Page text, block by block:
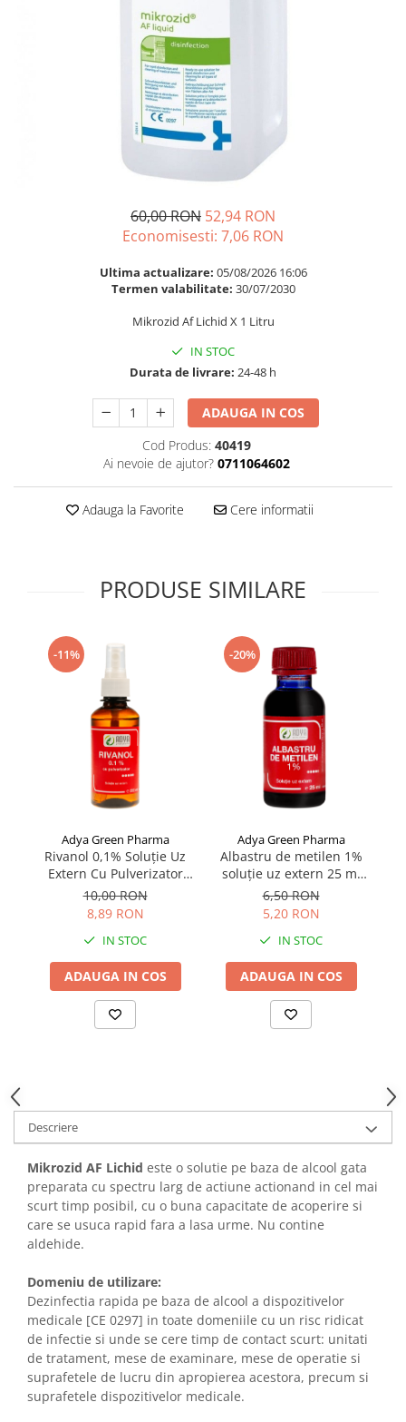
Probiotice si prebiotice
Sistemul respirator
Somn stres si anxietate
Supliment Complexe
Supliment Vitamina B
Supliment Vitamina C
Supliment Vitamina D3
Supliment Vitamina E
Tincturi si Gemoderivate
Balsam masca si tratament
Produse cu SPF Pentru Fata
60,00 RON 52,94 RON
Economisesti: 7,06 RON
Ultima actualizare: 05/08/2026 16:06
Termen valabilitate: 30/07/2030
Mikrozid Af Lichid X 1 Litru
IN STOC
Durata de livrare: 24-48 h
ADAUGA IN COS
Cod Produs: 40419
Ai nevoie de ajutor? 0711064602
Adauga la Favorite Cere informatii
PRODUSE SIMILARE
-11%
Adya Green Pharma
Rivanol 0,1% Soluție Uz
Extern Cu Pulverizator
200 ml
10,00 RON
8,89 RON
IN STOC
ADAUGA IN COS
-20%
Adya Green Pharma
Albastru de metilen 1%
soluție uz extern 25 ml
ADYA GREEN
6,50 RON
5,20 RON
IN STOC
ADAUGA IN COS
Descriere
Mikrozid AF Lichid este o solutie pe baza de alcool gata
preparata cu spectru larg de actiune actionand in cel mai
scurt timp posibil, cu o buna capacitate de acoperire si
care se usuca rapid fara a lasa urme. Nu contine
aldehide.
Domeniu de utilizare:
Dezinfectia rapida pe baza de alcool a dispozitivelor
medicale [CE 0297] in toate domeniile cu un risc ridicat
de infectie si unde se cere timp de contact scurt: unitati
de tratament, mese de examinare, mese de operatie si
suprafetele de lucru din apropierea acestora, precum si
suprafetele dispozitivelor medicale.